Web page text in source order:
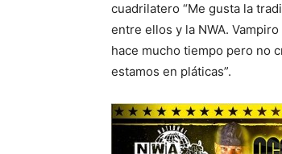
cuadrilatero “Me gusta la
entre ellos y la NWA.
hace mucho tiempo pero no
estamos en pláticas”.